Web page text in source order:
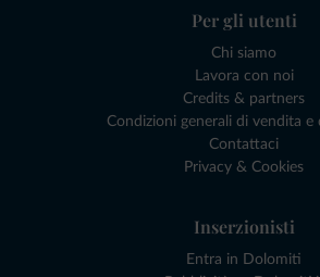
Per gli utenti
Chi siamo
Lavora con noi
Credits & partners
Condizioni generali di vendita e
Contattaci
Privacy & Cookies
Inserzionisti
Entra in Dolomiti